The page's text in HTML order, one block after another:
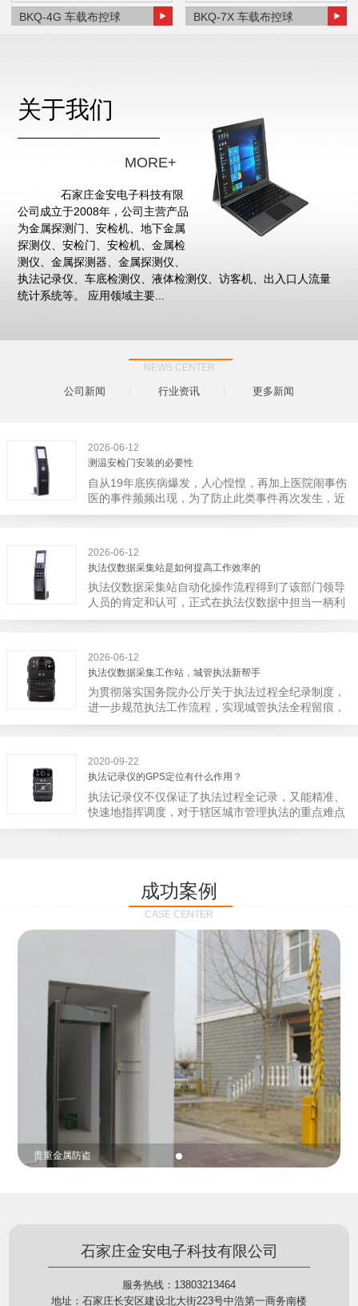
BKQ-4G 车载布控球 BKQ-7X 车载布控球
关于我们
MORE+
石家庄金安电子科技有限
公司成立于2008年，公司主营产品
为金属探测门、安检机、地下金属
探测仪、安检门、安检机、金属检
测仪、金属探测器、金属探测仪、
执法记录仪、车底检测仪、液体检测仪、访客机、出入口人流量
统计系统等。 应用领域主要...
NEWS CENTER
公司新闻 行业资讯 更多新闻
2026-06-12
测温安检门安装的必要性
自从19年底疾病爆发，人心惶惶，再加上医院闹事伤
医的事件频频出现，为了防止此类事件再次发生，近
日，广西南宁市卫建委发出通知，要求当地市属各三
大体只有两个，其一，安装安检门是否会激化矛盾。
其二，安装安检门可以防范于未然。1月6号当天，南
宁市第二医院刚试行安检的首日，检查出10多把各类
刀具和一把管制类刀具。近来伤医事件屡屡发生，安
装安检门可以缓解医生安全感不足的问题，同时安检
2026-06-12
执法仪数据采集站是如何提高工作效率的
执法仪数据采集站自动化操作流程得到了该部门领导
人员的肯定和认可，正式在执法仪数据中担当一柄利
剑。 执法仪数据采集站对于执法仪数据资料的管理
备能自动读取目标对象，并同步到采集站中，此外设
备具有断点续传的功能，如果碰到网络故障，可以从
已经上传或下载的部分开始继续上传下载未完成的部
分，而没有必要从头开始上传下载，能节省时间，提
高速度。再者待数据传输完毕之后，执法仪数据采集
下次直接使用，提高执法仪数据效率。执法仪数据采
集站还具有强大的数据存储管理系统，后台统计不同
上传时段、不同重要级别的数据，将统计结果以图表
或者报表的形式呈现；设备设置有用户操作权限管
理，自动将用户警员编号与执法仪编号绑定，保障数
据的合法性，同时系统可设置每个警员的权限，明确
2026-06-12
执法仪数据采集工作站，城管执法新帮手
为贯彻落实国务院办公厅关于执法过程全纪录制度，
进一步规范执法工作流程，实现城管执法全程留痕，
深入推进执法队伍规范化建设，给城管执法工作添加
止了双方矛盾的发生。现在有了执法仪数据采集工作
站，执法队员的担忧便得到有效的解决。每个采集工
作站可支持多台执法记录仪设备同时上传数据，队员
当天使用当天上传，通过数据线接入到采集工作站，
它会自动读取所有的视频、音频、图片、日志等信
作站也能自动为执法记录仪充充电、校校时，做执法
记录仪的贴心小"保姆"。随着群众法律意识的逐步提
高，行政执法行为更加"阳光、透明"，通过工作站可
以随时调取证据视频，精准查阅现场资料，直戳了当
的展示给行政相对人看，有效的减少了行政相对人对
城管执法行为的误解，树立了执法的公信力。
2020-09-22
执法记录仪的GPS定位有什么作用？
执法记录仪不仅保证了执法过程全记录，又能精准、
快速地指挥调度，对于辖区城市管理执法的重点难点
也能一目了然，在城市管理工作信息化中发挥着重要
定位模块，可通过移动网络将位置信息实时发送到监
控中心，在平台的电子地图上显示出设备的具体位
置，实时查看执法人员到岗情况及根据执法环境迅速
调配周边执法人员。同时，内置NFC芯片，可支持身
份证查验等拓展功能，在实战中发挥着重要的作用，
能广泛应用于交警公安执法、卫生监督、城管执法、
海关执法、路政、质量监督、林业园林、消防、质量
监督、公路铁路等各个领域。
成功案例
CASE CENTER
贵重金属防盗
石家庄金安电子科技有限公司
服务热线：13803213464
地址：石家庄长安区建设北大街223号中浩第一商务南楼